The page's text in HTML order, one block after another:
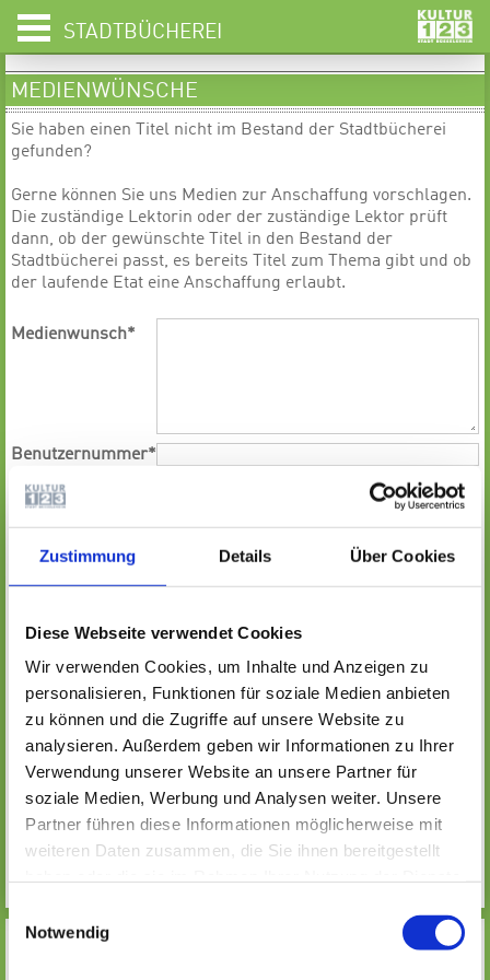
Zustimmung Details Über Cookies
Diese Webseite verwendet Cookies
Wir verwenden Cookies, um Inhalte und Anzeigen zu
personalisieren, Funktionen für soziale Medien anbieten
zu können und die Zugriffe auf unsere Website zu
analysieren. Außerdem geben wir Informationen zu Ihrer
Verwendung unserer Website an unsere Partner für
soziale Medien, Werbung und Analysen weiter. Unsere
Partner führen diese Informationen möglicherweise mit
weiteren Daten zusammen, die Sie ihnen bereitgestellt
Datenschutzhinweise
Einwilligungsauswahl
Notwendig
STADTBÜCHEREI
MEDIENWÜNSCHE
Sie haben einen Titel nicht im Bestand der Stadtbücherei
gefunden?
Gerne können Sie uns Medien zur Anschaffung vorschlagen.
Die zuständige Lektorin oder der zuständige Lektor prüft
dann, ob der gewünschte Titel in den Bestand der
Stadtbücherei passt, es bereits Titel zum Thema gibt und ob
der laufende Etat eine Anschaffung erlaubt.
Medienwunsch*
Benutzernummer*
Name, Vorname
E-Mail*
Abfrage
Aktualisieren
Bitte tragen Sie den vorangegangenen
Code in das nachfolgende Eingabefeld
SENDEN